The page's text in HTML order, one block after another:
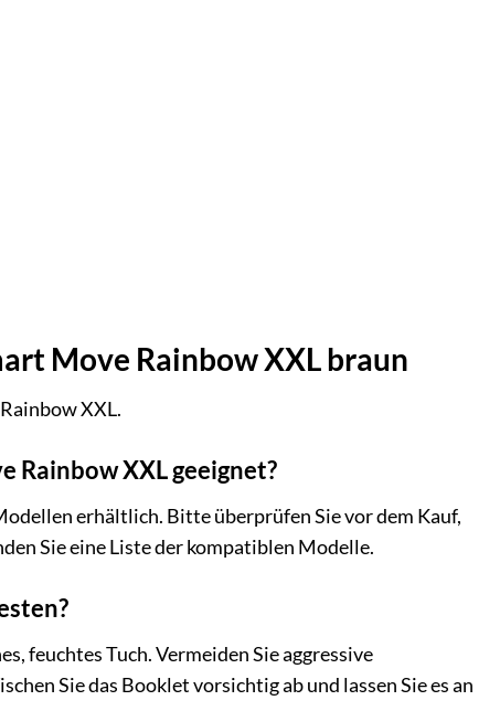
Move Rainbow XXL braun
XXL.
Rainbow XXL geeignet?
erhältlich. Bitte überprüfen Sie vor dem Kauf,
Sie eine Liste der kompatiblen Modelle.
feuchtes Tuch. Vermeiden Sie aggressive
Sie das Booklet vorsichtig ab und lassen Sie es an